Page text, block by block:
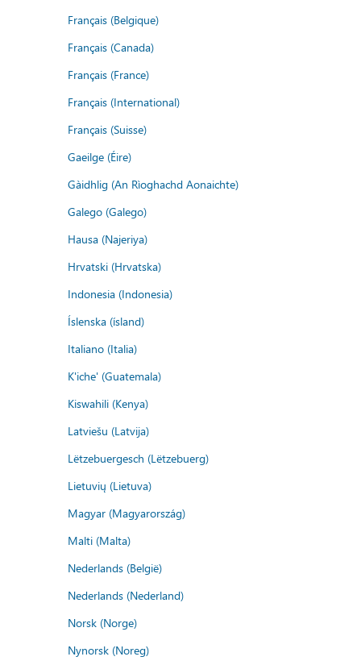
Français (Belgique)
Français (Canada)
Français (France)
Français (International)
Français (Suisse)
Gaeilge (Éire)
Gàidhlig (An Rìoghachd Aonaichte)
Galego (Galego)
Hausa (Najeriya)
Hrvatski (Hrvatska)
Indonesia (Indonesia)
Íslenska (ísland)
Italiano (Italia)
K'iche' (Guatemala)
Kiswahili (Kenya)
Latviešu (Latvija)
Lëtzebuergesch (Lëtzebuerg)
Lietuvių (Lietuva)
Magyar (Magyarország)
Malti (Malta)
Nederlands (België)
Nederlands (Nederland)
Norsk (Norge)
Nynorsk (Noreg)